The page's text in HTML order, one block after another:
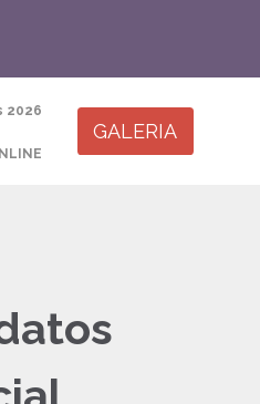
content
2026
GALERIA